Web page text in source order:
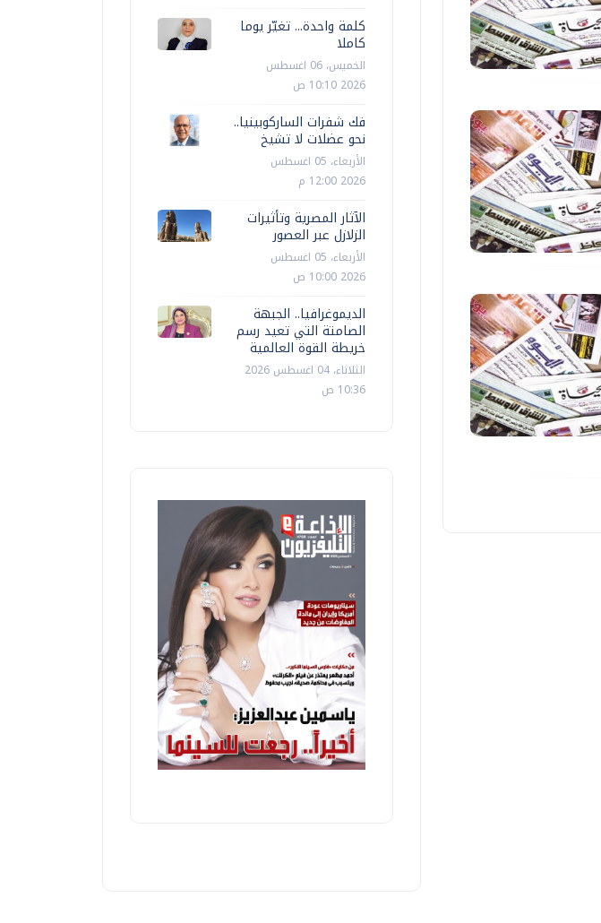
كلمة واحدة... تغيّر يوما
كاملا
الخميس، 06 اغسطس
2026 10:10 ص
فك شفرات الساركوبينيا..
نحو عضلات لا تشيخ
الأربعاء، 05 اغسطس
2026 12:00 م
الآثار المصرية وتأثيرات
الزلازل عبر العصور
الأربعاء، 05 اغسطس
2026 10:00 ص
الديموغرافيا.. الجبهة
الصامتة التي تعيد رسم
خريطة القوة العالمية
الثلاثاء، 04 اغسطس 2026
10:36 ص